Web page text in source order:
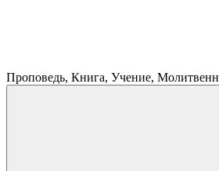
Проповедь, Книга, Учение,